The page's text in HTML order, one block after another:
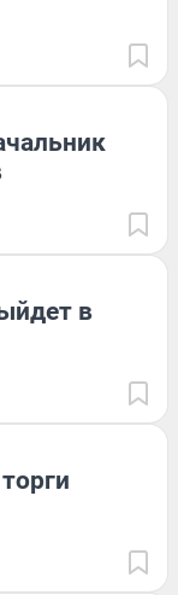
в